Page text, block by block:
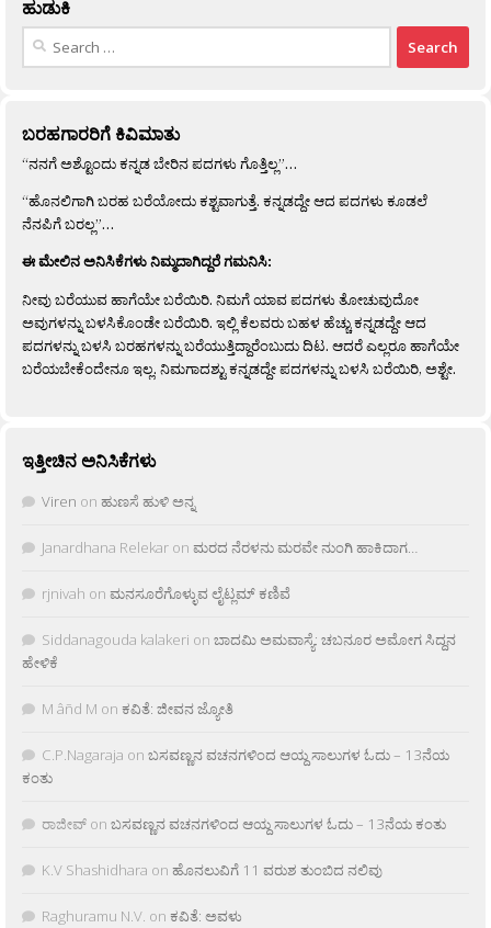
ಹುಡುಕಿ
Search
ಬರಹಗಾರರಿಗೆ ಕಿವಿಮಾತು
“ನನಗೆ ಅಶ್ಟೊಂದು ಕನ್ನಡ ಬೇರಿನ ಪದಗಳು ಗೊತ್ತಿಲ್ಲ”…
“ಹೊನಲಿಗಾಗಿ ಬರಹ ಬರೆಯೋದು ಕಶ್ಟವಾಗುತ್ತೆ. ಕನ್ನಡದ್ದೇ ಆದ ಪದಗಳು ಕೂಡಲೆ
ನೆನಪಿಗೆ ಬರಲ್ಲ”…
ಈ ಮೇಲಿನ ಅನಿಸಿಕೆಗಳು ನಿಮ್ಮದಾಗಿದ್ದರೆ ಗಮನಿಸಿ:
ನೀವು ಬರೆಯುವ ಹಾಗೆಯೇ ಬರೆಯಿರಿ. ನಿಮಗೆ ಯಾವ ಪದಗಳು ತೋಚುವುದೋ
ಅವುಗಳನ್ನು ಬಳಸಿಕೊಂಡೇ ಬರೆಯಿರಿ. ಇಲ್ಲಿ ಕೆಲವರು ಬಹಳ ಹೆಚ್ಚು ಕನ್ನಡದ್ದೇ ಆದ
ಪದಗಳನ್ನು ಬಳಸಿ ಬರಹಗಳನ್ನು ಬರೆಯುತ್ತಿದ್ದಾರೆಂಬುದು ದಿಟ. ಆದರೆ ಎಲ್ಲರೂ ಹಾಗೆಯೇ
ಬರೆಯಬೇಕೆಂದೇನೂ ಇಲ್ಲ. ನಿಮಗಾದಶ್ಟು ಕನ್ನಡದ್ದೇ ಪದಗಳನ್ನು ಬಳಸಿ ಬರೆಯಿರಿ, ಅಶ್ಟೇ.
ಇತ್ತೀಚಿನ ಅನಿಸಿಕೆಗಳು
Viren on ಹುಣಸೆ ಹುಳಿ ಅನ್ನ
Janardhana Relekar on ಮರದ ನೆರಳನು ಮರವೇ ನುಂಗಿ ಹಾಕಿದಾಗ…
rjnivah on ಮನಸೂರೆಗೊಳ್ಳುವ ಲೈಟ್ಲಮ್ ಕಣಿವೆ
Siddanagouda kalakeri on ಬಾದಮಿ ಅಮವಾಸ್ಯೆ: ಚಬನೂರ ಅಮೋಗ ಸಿದ್ದನ
ಹೇಳಿಕೆ
M âñd M on ಕವಿತೆ: ಜೀವನ ಜ್ಯೋತಿ
C.P.Nagaraja on ಬಸವಣ್ಣನ ವಚನಗಳಿಂದ ಆಯ್ದ ಸಾಲುಗಳ ಓದು – 13ನೆಯ
ಕಂತು
ರಾಜೀವ್ on ಬಸವಣ್ಣನ ವಚನಗಳಿಂದ ಆಯ್ದ ಸಾಲುಗಳ ಓದು – 13ನೆಯ ಕಂತು
K.V Shashidhara on ಹೊನಲುವಿಗೆ 11 ವರುಶ ತುಂಬಿದ ನಲಿವು
Raghuramu N.V. on ಕವಿತೆ: ಅವಳು